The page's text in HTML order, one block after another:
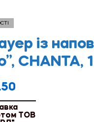
із
CHANTA,
ТОВ